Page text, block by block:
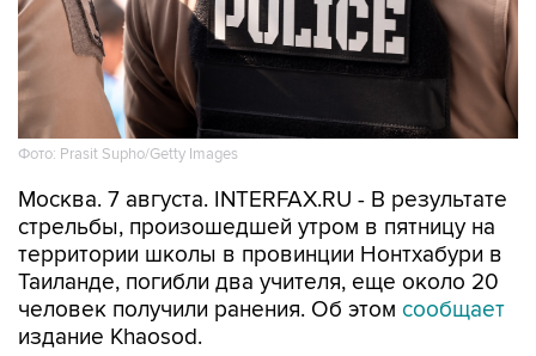
Фото: Prasit Supho/Getty Images
Москва. 7 августа. INTERFAX.RU - В результате
территории школы в провинции Нонтхабури в
Таиланде, погибли два учителя, еще около 20
человек получили ранения. Об этомсообщает
издание Khaosod.
Власти эвакуировали учеников,